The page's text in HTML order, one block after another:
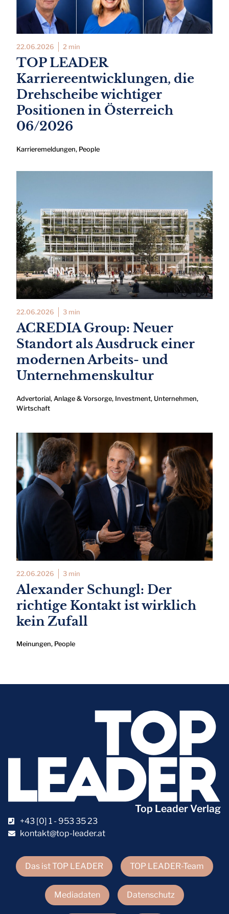
22.06.2026 2 min
TOP LEADER
Karriereentwicklungen, die
Drehscheibe wichtiger
Positionen in Österreich
06/2026
Karrieremeldungen, People
22.06.2026 3 min
ACREDIA Group: Neuer
Standort als Ausdruck einer
modernen Arbeits- und
Unternehmenskultur
Advertorial, Anlage & Vorsorge, Investment, Unternehmen,
Wirtschaft
22.06.2026 3 min
Alexander Schungl: Der
richtige Kontakt ist wirklich
kein Zufall
Meinungen, People
Das ist TOP LEADER TOP LEADER-Team
Mediadaten Datenschutz
Top Leader Verlag
+43 [0] 1 - 953 35 23
kontakt@top-leader.at